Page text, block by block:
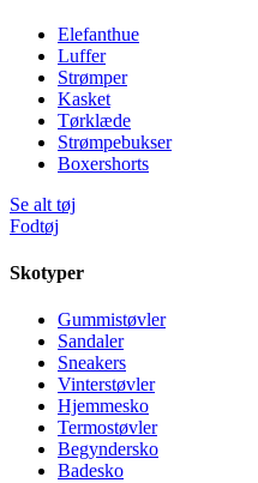
Elefanthue
Luffer
Strømper
Kasket
Tørklæde
Strømpebukser
Boxershorts
Se alt tøj
Fodtøj
Skotyper
Gummistøvler
Sandaler
Sneakers
Vinterstøvler
Hjemmesko
Termostøvler
Begyndersko
Badesko